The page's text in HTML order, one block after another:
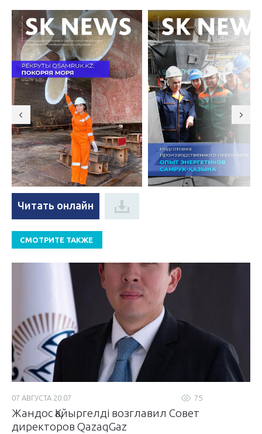
Читать онлайн
СМОТРИТЕ ТАКЖЕ
75
07 АВГУСТА 20:07
Жандос Қайыргелді возглавил Совет
директоров QazaqGaz